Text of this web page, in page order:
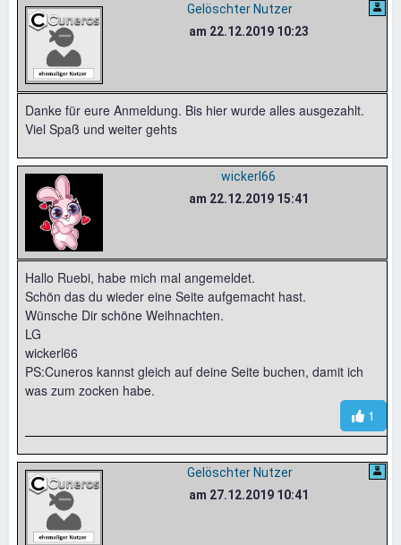
Gelöschter Nutzer
am 22.12.2019 10:23
Danke für eure Anmeldung. Bis hier wurde alles ausgezahlt.
Viel Spaß und weiter gehts
wickerl66
am 22.12.2019 15:41
Hallo Ruebi, habe mich mal angemeldet.
Schön das du wieder eine Seite aufgemacht hast.
Wünsche Dir schöne Weihnachten.
LG
wickerl66
PS:Cuneros kannst gleich auf deine Seite buchen, damit ich
was zum zocken habe.
1
Gelöschter Nutzer
am 27.12.2019 10:41